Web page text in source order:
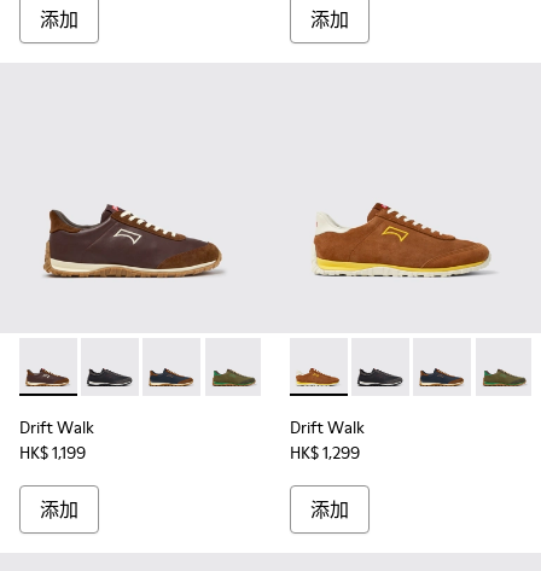
添加 添加
Drift Walk - K101097-006 - 男裝啡色皮革和磨砂革運動鞋。
Drift Walk - K101097-009
Drift Walk - K101097-008
Drift Walk - K101097-007
Drift Walk - K101097-005
Drift Walk - K101097-
Drift Walk -
Drift Walk
HK$ 1,199
添加
Drift Walk - K101097-003 -
Drift Walk -Drift Walk -
Drift
Drift Walk
HK$ 1,299
添加